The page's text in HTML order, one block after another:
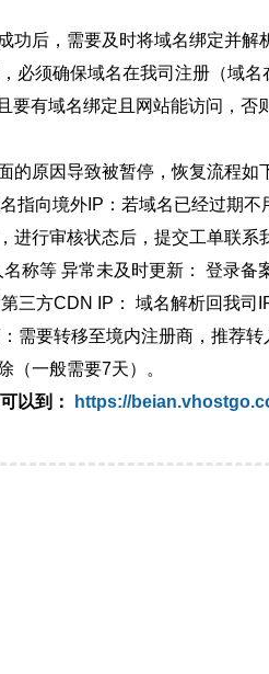
功后，需要及时将域名绑定并
必须确保域名在我司注册（域
要有域名绑定且网站能访问，
的原因导致被暂停，恢复流程如
指向境外IP：若域名已经过期不
进行审核状态后，提交工单联系
称等 异常未及时更新： 登录备
三方CDN IP： 域名解析回我司
需要转移至境内注册商，推荐转
（一般需要7天）。
以到：
https://